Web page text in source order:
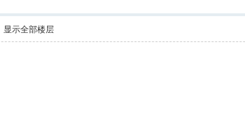
显示全部楼层